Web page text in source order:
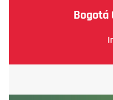
Bogotá